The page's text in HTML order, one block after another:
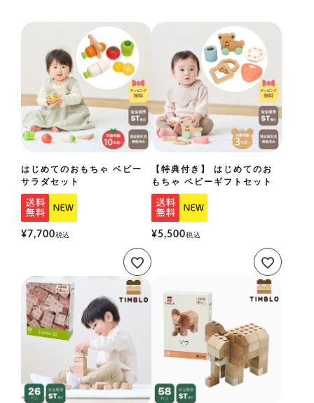
はじめてのおもちゃ ベビー
サラダセット
¥7,700税込
【特典付き】 はじめてのお
もちゃ ベビーギフトセット
¥5,500税込